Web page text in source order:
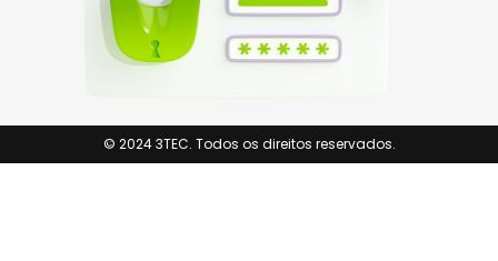
© 2024 3TEC. Todos os direitos reservados.